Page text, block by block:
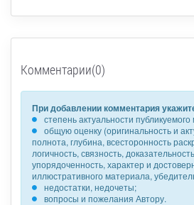
Комментарии(0)
При добавлении комментария
степень актуальности
общую оценку (оригинальность и
полнота, глубина, всесторонность
логичность, связность,
упорядоченность, характер и
иллюстративного материала,
недостатки, недочеты;
вопросы и пожелания Автору.